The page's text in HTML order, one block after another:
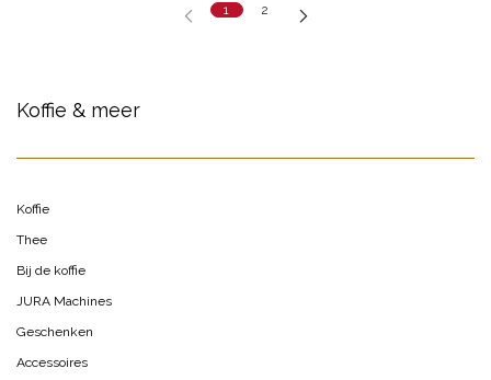
1 2
Koffie & meer
Koffie
Thee
Bij de koffie
JURA Machines
Geschenken
Accessoires